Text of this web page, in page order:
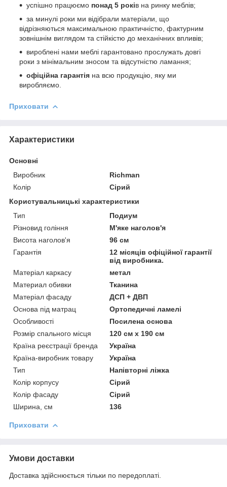
успішно працюємо понад 5 років на ринку меблів;
за минулі роки ми відібрали матеріали, що
відрізняються максимальною практичністю, фактурним
зовнішнім виглядом та стійкістю до механічних впливів;
вироблені нами меблі гарантовано прослужать довгі
роки з мінімальним зносом та відсутністю ламання;
офіційна гарантія на всю продукцію, яку ми
виробляємо.
Приховати
Характеристики
Основні
Виробник
Richman
Колір
Сірий
Користувальницькі характеристики
Тип
Подиум
Різновид гоління
М'яке наголов'я
Висота наголов'я
96 см
Гарантія
12 місяців офіційної гарантії
від виробника.
Матеріал каркасу
метал
Материал обивки
Тканина
Матеріал фасаду
ДСП + ДВП
Основа під матрац
Ортопедичні ламелі
Особливості
Посилена основа
Розмір спального місця
120 см х 190 см
Країна реєстрації бренда
Україна
Країна-виробник товару
Україна
Тип
Напівторні ліжка
Колір корпусу
Сірий
Колір фасаду
Сірий
Ширина, см
136
Приховати
Умови доставки
Доставка здійснюється тільки по передоплаті.